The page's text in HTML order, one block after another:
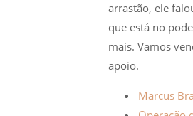
arrastão, ele
que está no
mais. Vamos
apoio.
Marcus